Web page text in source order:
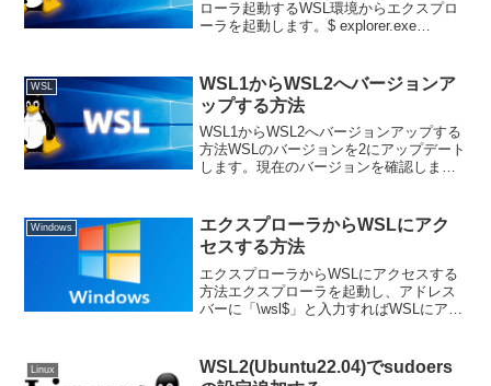
ローラ起動するWSL環境からエクスプロ
ーラを起動します。$ explorer.exe
行...
WSL
WSL1からWSL2へバージョンア
ップする方法
WSL1からWSL2へバージョンアップする
方法WSLのバージョンを2にアップデート
します。現在のバージョンを確認しま
Windows
エクスプローラからWSLにアク
セスする方法
エクスプローラからWSLにアクセスする
方法エクスプローラを起動し、アドレス
バーに「\wsl$」と入力すればWSLにアク
デートからかLinuxディレクトリア...
Linux
WSL2(Ubuntu22.04)でsudoers